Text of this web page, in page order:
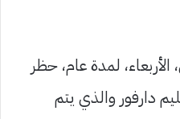
لمدة عام، حظر
دارفور والذي يتم